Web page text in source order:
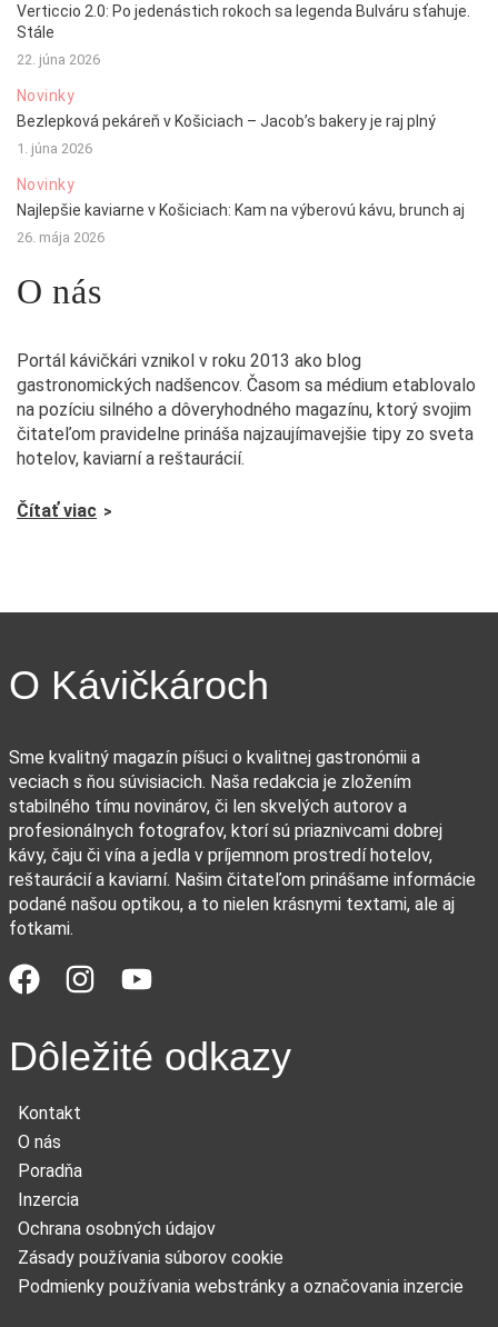
Verticcio 2.0: Po jedenástich rokoch sa legenda Bulváru sťahuje.
Stále
22. júna 2026
Novinky
Bezlepková pekáreň v Košiciach – Jacob’s bakery je raj plný
1. júna 2026
Novinky
Najlepšie kaviarne v Košiciach: Kam na výberovú kávu, brunch aj
26. mája 2026
O nás
Portál kávičkári vznikol v roku 2013 ako blog
gastronomických nadšencov. Časom sa médium etablovalo
na pozíciu silného a dôveryhodného magazínu, ktorý svojim
čitateľom pravidelne prináša najzaujímavejšie tipy zo sveta
hotelov, kaviarní a reštaurácií.
Čítať viac
O Kávičkároch
Sme kvalitný magazín píšuci o kvalitnej gastronómii a
veciach s ňou súvisiacich. Naša redakcia je zložením
stabilného tímu novinárov, či len skvelých autorov a
profesionálnych fotografov, ktorí sú priaznivcami dobrej
kávy, čaju či vína a jedla v príjemnom prostredí hotelov,
reštaurácií a kaviarní. Našim čitateľom prinášame informácie
podané našou optikou, a to nielen krásnymi textami, ale aj
fotkami.
Dôležité odkazy
Kontakt
O nás
Poradňa
Inzercia
Ochrana osobných údajov
Zásady používania súborov cookie
Podmienky používania webstránky a označovania inzercie